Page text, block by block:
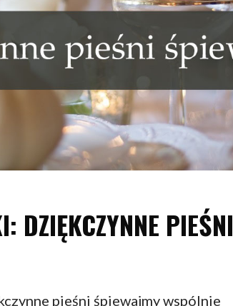
DZIĘKCZYNNE PIEŚNI
pieśni śpiewajmy wspólnie